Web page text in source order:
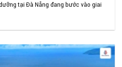
tại Đà Nẵng đang bước vào giai